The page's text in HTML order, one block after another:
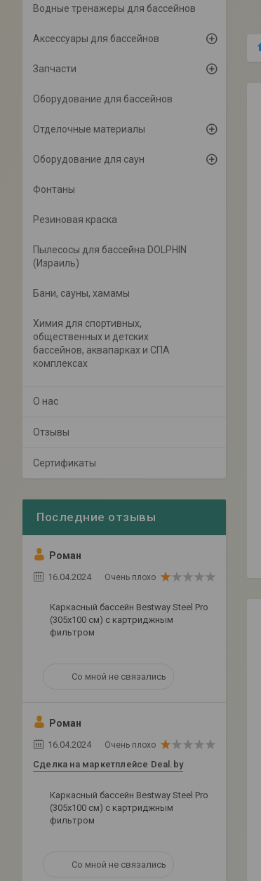
Водные тренажеры для бассейнов
Аксессуары для бассейнов
Запчасти
Оборудование для бассейнов
Отделочные материалы
Оборудование для саун
Фонтаны
Резиновая краска
Пылесосы для бассейна DOLPHIN
(Израиль)
Бани, сауны, хамамы
Химия для спортивных,
общественных и детских
бассейнов, аквапарках и СПА
комплексах
О нас
Отзывы
Сертификаты
Роман
16.04.2024 Очень плохо
Каркасный бассейн Bestway Steel Pro
(305х100 см) с картриджным
фильтром
Со мной не связались
Роман
16.04.2024 Очень плохо
Сделка на маркетплейсе Deal.by
Каркасный бассейн Bestway Steel Pro
(305х100 см) с картриджным
фильтром
Со мной не связались